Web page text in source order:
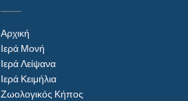
Αρχική
Ιερά Μονή
Ιερά Λείψανα
Ιερά Κειμήλια
Ζωολογικός Κήπος